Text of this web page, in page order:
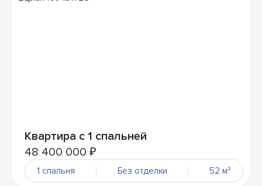
Квартира с 1 спальней
48 400 000 ₽
1 спальня Без отделки 52 м²